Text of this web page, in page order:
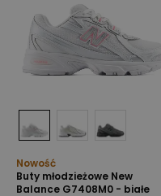
Nowość
Buty młodzieżowe New
Balance G7408M0 - białe